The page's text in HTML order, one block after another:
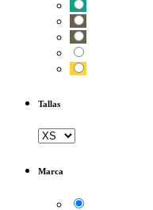
Tallas
Marca